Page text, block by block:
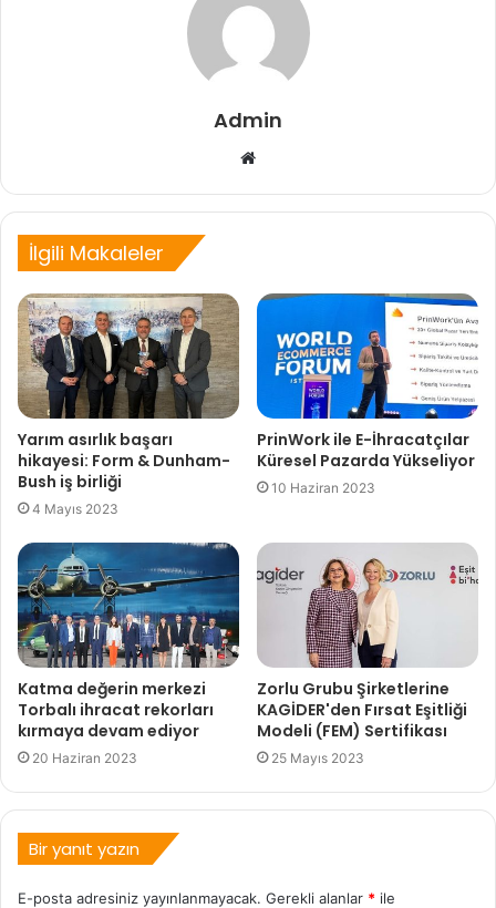
Admin
Web
İlgili Makaleler
Yarım asırlık başarı
hikayesi: Form & Dunham-
Bush iş birliği
4 Mayıs 2023
PrinWork ile E-İhracatçılar
Küresel Pazarda Yükseliyor
10 Haziran 2023
Katma değerin merkezi
Torbalı ihracat rekorları
kırmaya devam ediyor
20 Haziran 2023
Zorlu Grubu Şirketlerine
KAGİDER'den Fırsat Eşitliği
Modeli (FEM) Sertifikası
25 Mayıs 2023
Bir yanıt yazın
E-posta adresiniz yayınlanmayacak. Gerekli alanlar * ile